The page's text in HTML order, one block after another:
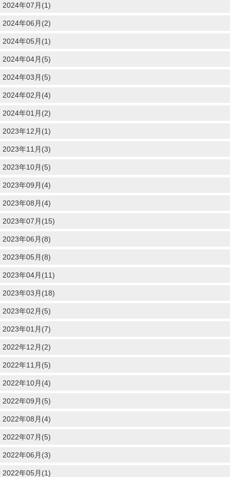
2024年07月(1)
2024年06月(2)
2024年05月(1)
2024年04月(5)
2024年03月(5)
2024年02月(4)
2024年01月(2)
2023年12月(1)
2023年11月(3)
2023年10月(5)
2023年09月(4)
2023年08月(4)
2023年07月(15)
2023年06月(8)
2023年05月(8)
2023年04月(11)
2023年03月(18)
2023年02月(5)
2023年01月(7)
2022年12月(2)
2022年11月(5)
2022年10月(4)
2022年09月(5)
2022年08月(4)
2022年07月(5)
2022年06月(3)
2022年05月(1)